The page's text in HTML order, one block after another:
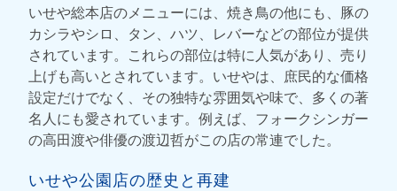
いせや総本店のメニューには、焼き鳥の他にも、豚の
カシラやシロ、タン、ハツ、レバーなどの部位が提供
されています。これらの部位は特に人気があり、売り
上げも高いとされています。いせやは、庶民的な価格
設定だけでなく、その独特な雰囲気や味で、多くの著
名人にも愛されています。例えば、フォークシンガー
の高田渡や俳優の渡辺哲がこの店の常連でした。
いせや公園店の歴史と再建